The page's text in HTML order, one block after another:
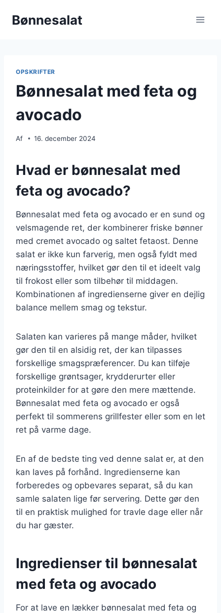
Bønnesalat
OPSKRIFTER
Bønnesalat med feta og
avocado
Af 16. december 2024
Hvad er bønnesalat med
feta og avocado?
Bønnesalat med feta og avocado er en sund og
velsmagende ret, der kombinerer friske bønner
med cremet avocado og saltet fetaost. Denne
salat er ikke kun farverig, men også fyldt med
næringsstoffer, hvilket gør den til et ideelt valg
til frokost eller som tilbehør til middagen.
Kombinationen af ingredienserne giver en dejlig
balance mellem smag og tekstur.
Salaten kan varieres på mange måder, hvilket
gør den til en alsidig ret, der kan tilpasses
forskellige smagspræferencer. Du kan tilføje
forskellige grøntsager, krydderurter eller
proteinkilder for at gøre den mere mættende.
Bønnesalat med feta og avocado er også
perfekt til sommerens grillfester eller som en let
ret på varme dage.
En af de bedste ting ved denne salat er, at den
kan laves på forhånd. Ingredienserne kan
forberedes og opbevares separat, så du kan
samle salaten lige før servering. Dette gør den
til en praktisk mulighed for travle dage eller når
du har gæster.
Ingredienser til bønnesalat
med feta og avocado
For at lave en lækker bønnesalat med feta og